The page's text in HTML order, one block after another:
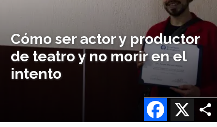
Cómo ser actor y productor
de teatro y no morir en el
intento
X
Facebook